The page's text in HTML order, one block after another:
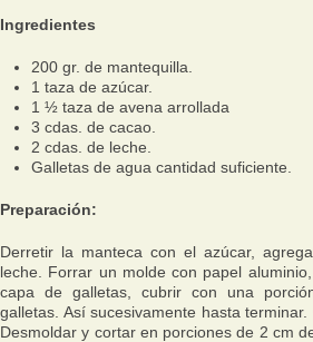
Ingredientes
200 gr. de mantequilla.
1 taza de azúcar.
1 ½ taza de avena arrollada
3 cdas. de cacao.
2 cdas. de leche.
Galletas de agua cantidad suficiente.
Preparación:
Derretir la manteca con el azúcar,
leche. Forrar un molde con papel
capa de galletas, cubrir con una
galletas. Así sucesivamente hasta
Desmoldar y cortar en porciones de 2 cm